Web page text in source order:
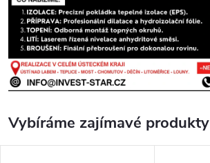
Vybíráme zajímavé produkty